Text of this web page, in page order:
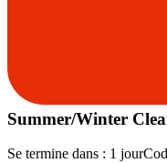
Summer/Winter
Se termine dans : 1 jour